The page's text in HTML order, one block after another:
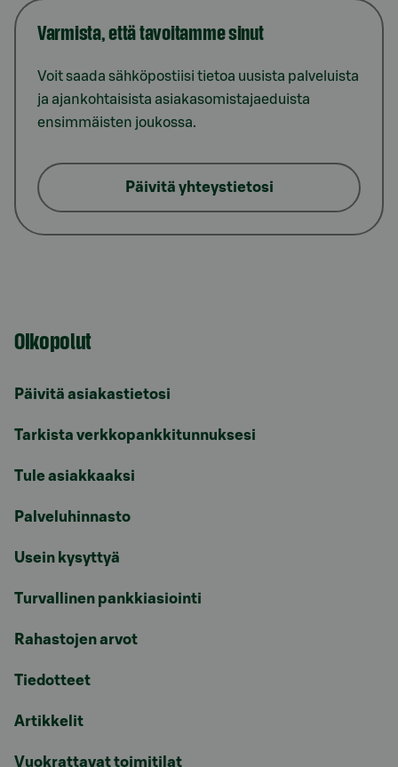
Varmista, että tavoitamme sinut
Voit saada sähköpostiisi tietoa uusista palveluista
ja ajankohtaisista asiakasomistajaeduista
ensimmäisten joukossa.
Päivitä yhteystietosi
Oikopolut
Päivitä asiakastietosi
Tarkista verkkopankkitunnuksesi
Tule asiakkaaksi
Palveluhinnasto
Usein kysyttyä
Turvallinen pankkiasiointi
Rahastojen arvot
Tiedotteet
Artikkelit
Vuokrattavat toimitilat